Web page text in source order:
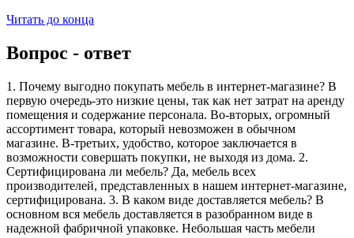
Читать до конца
Вопрос - ответ
1. Почему выгодно покупать мебель в интернет-магазине? В
первую очередь-это низкие цены, так как нет затрат на аренду
помещения и содержание персонала. Во-вторых, огромный
ассортимент товара, который невозможен в обычном
магазине. В-третьих, удобство, которое заключается в
возможности совершать покупки, не выходя из дома. 2.
Сертифицирована ли мебель? Да, мебель всех
производителей, представленных в нашем интернет-магазине,
сертифицирована. 3. В каком виде доставляется мебель? В
основном вся мебель доставляется в разобранном виде в
надежной фабричной упаковке. Небольшая часть мебели